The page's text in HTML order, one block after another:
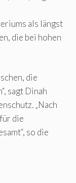
als längst
die bei hohen
die
sagt Dinah
„Nach
die
so die